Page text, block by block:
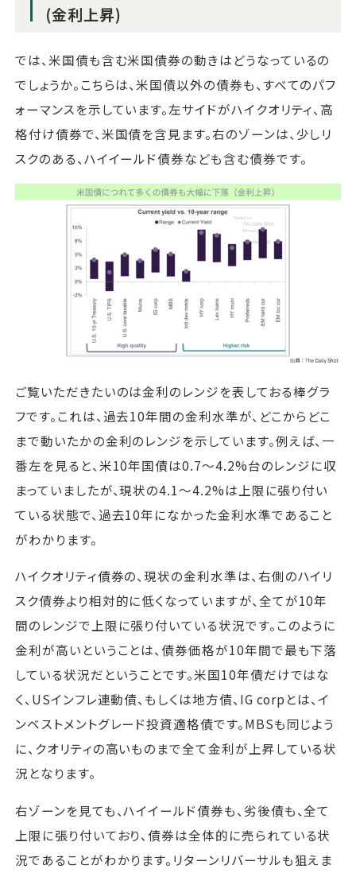
(金利上昇)
では、米国債も含む米国債券の動きはどうなっているの
でしょうか。こちらは、米国債以外の債券も、すべてのパフ
ォーマンスを示しています。左サイドがハイクオリティ、高
格付け債券で、米国債を含見ます。右のゾーンは、少しリ
スクのある、ハイイールド債券なども含む債券です。
ご覧いただきたいのは金利のレンジを表しておる棒グラ
フです。これは、過去10年間の金利水準が、どこからどこ
まで動いたかの金利のレンジを示しています。例えば、一
番左を見ると、米10年国債は0.7～4.2%台のレンジに収
まっていましたが、現状の4.1～4.2%は上限に張り付い
ている状態で、過去10年になかった金利水準であること
がわかります。
ハイクオリティ債券の、現状の金利水準は、右側のハイリ
スク債券より相対的に低くなっていますが、全てが10年
間のレンジで上限に張り付いている状況です。このように
金利が高いということは、債券価格が10年間で最も下落
している状況だということです。米国10年債だけではな
く、USインフレ連動債、もしくは地方債、IG corpとは、イ
ンベストメントグレード投資適格債です。MBSも同じよう
に、クオリティの高いものまで全て金利が上昇している状
況となります。
右ゾーンを見ても、ハイイールド債券も、劣後債も、全て
上限に張り付いており、債券は全体的に売られている状
況であることがわかります。リターンリバーサルも狙えま